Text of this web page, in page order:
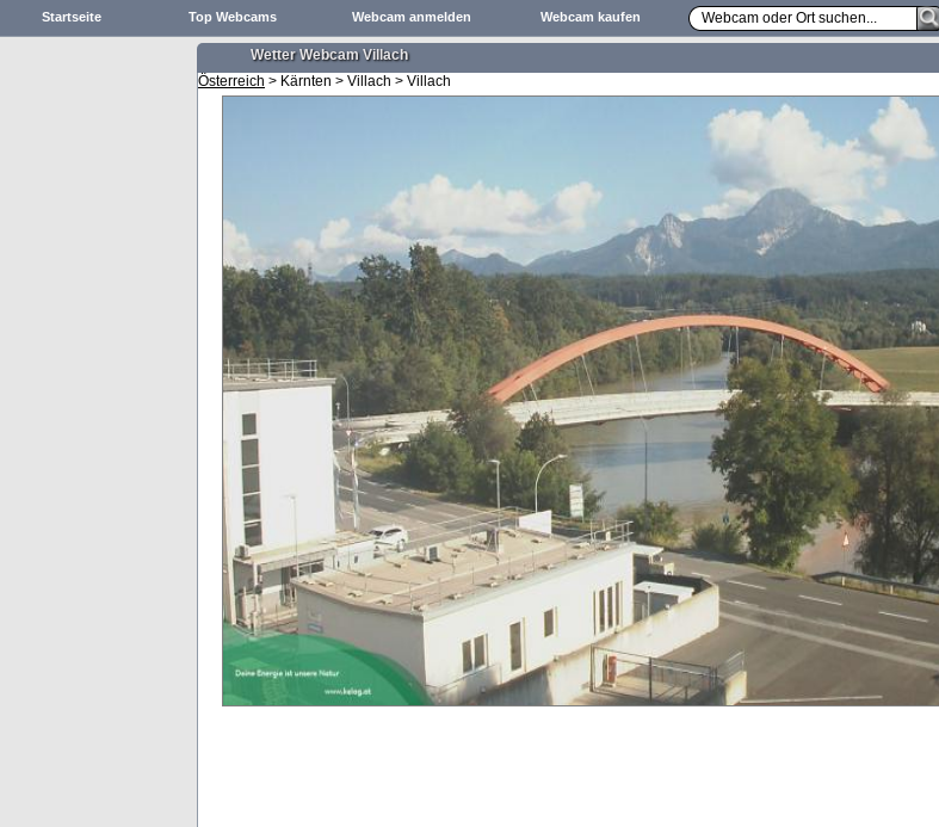
Startseite Top Webcams Webcam anmelden Webcam kaufen
Wetter Webcam Villach
Österreich > Kärnten > Villach > Villach